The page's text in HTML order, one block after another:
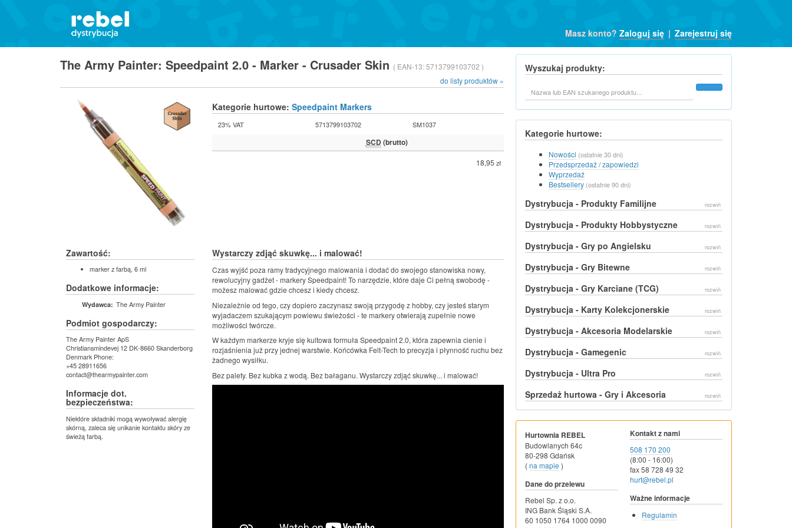
Masz konto? Zaloguj się | Zarejestruj się
The Army Painter: Speedpaint 2.0 - Marker - Crusader Skin ( EAN-13:5713799103702 )
do listy produktów »
Kategorie hurtowe: Speedpaint Markers
23% VAT 5713799103702 SM1037
SCD (brutto)
18,95 zł
Zawartość:
marker z farbą, 6 ml
Dodatkowe informacje:
Wydawca: The Army Painter
Podmiot gospodarczy:
The Army Painter ApS
Christiansmindevej 12 DK-8660 Skanderborg
Denmark Phone:
+45 28911656
contact@thearmypainter.com
Informacje dot.
bezpieczeństwa:
Niektóre składniki mogą wywoływać alergię
skórną, zaleca się unikanie kontaktu skóry ze
świeżą farbą.
Wystarczy zdjąć skuwkę... i malować!
Czas wyjść poza ramy tradycyjnego malowania i dodać do swojego stanowiska nowy,
rewolucyjny gadżet - markery Speedpaint! To narzędzie, które daje Ci pełną swobodę -
możesz malować gdzie chcesz i kiedy chcesz.
Niezależnie od tego, czy dopiero zaczynasz swoją przygodę z hobby, czy jesteś starym
wyjadaczem szukającym powiewu świeżości - te markery otwierają zupełnie nowe
możliwości twórcze.
W każdym markerze kryje się kultowa formuła Speedpaint 2.0, która zapewnia cienie i
rozjaśnienia już przy jednej warstwie. Końcówka Felt-Tech to precyzja i płynność ruchu bez
żadnego wysiłku.
Bez palety. Bez kubka z wodą. Bez bałaganu. Wystarczy zdjąć skuwkę... i malować!
Wyszukaj produkty:
Kategorie hurtowe:
Nowości (ostatnie 30 dni)
Przedsprzedaż / zapowiedzi
Wyprzedaż
Bestsellery (ostatnie 90 dni)
Dystrybucja - Produkty Familijne rozwiń
Dystrybucja - Produkty Hobbystyczne rozwiń
Dystrybucja - Gry po Angielsku rozwiń
Dystrybucja - Gry Bitewne rozwiń
Dystrybucja - Gry Karciane (TCG) rozwiń
Dystrybucja - Karty Kolekcjonerskie rozwiń
Dystrybucja - Akcesoria Modelarskie rozwiń
Dystrybucja - Gamegenic rozwiń
Dystrybucja - Ultra Pro rozwiń
Sprzedaż hurtowa - Gry i Akcesoria rozwiń
Hurtownia REBEL
Budowlanych 64c
80-298 Gdańsk
(na mapie )
Dane do przelewu
Rebel Sp. z o.o.
ING Bank Śląski S.A.
60 1050 1764 1000 0090
Kontakt z nami
508 170 200
(8:00 - 16:00)
fax 58 728 49 32
hurt@rebel.pl
Ważne informacje
Regulamin